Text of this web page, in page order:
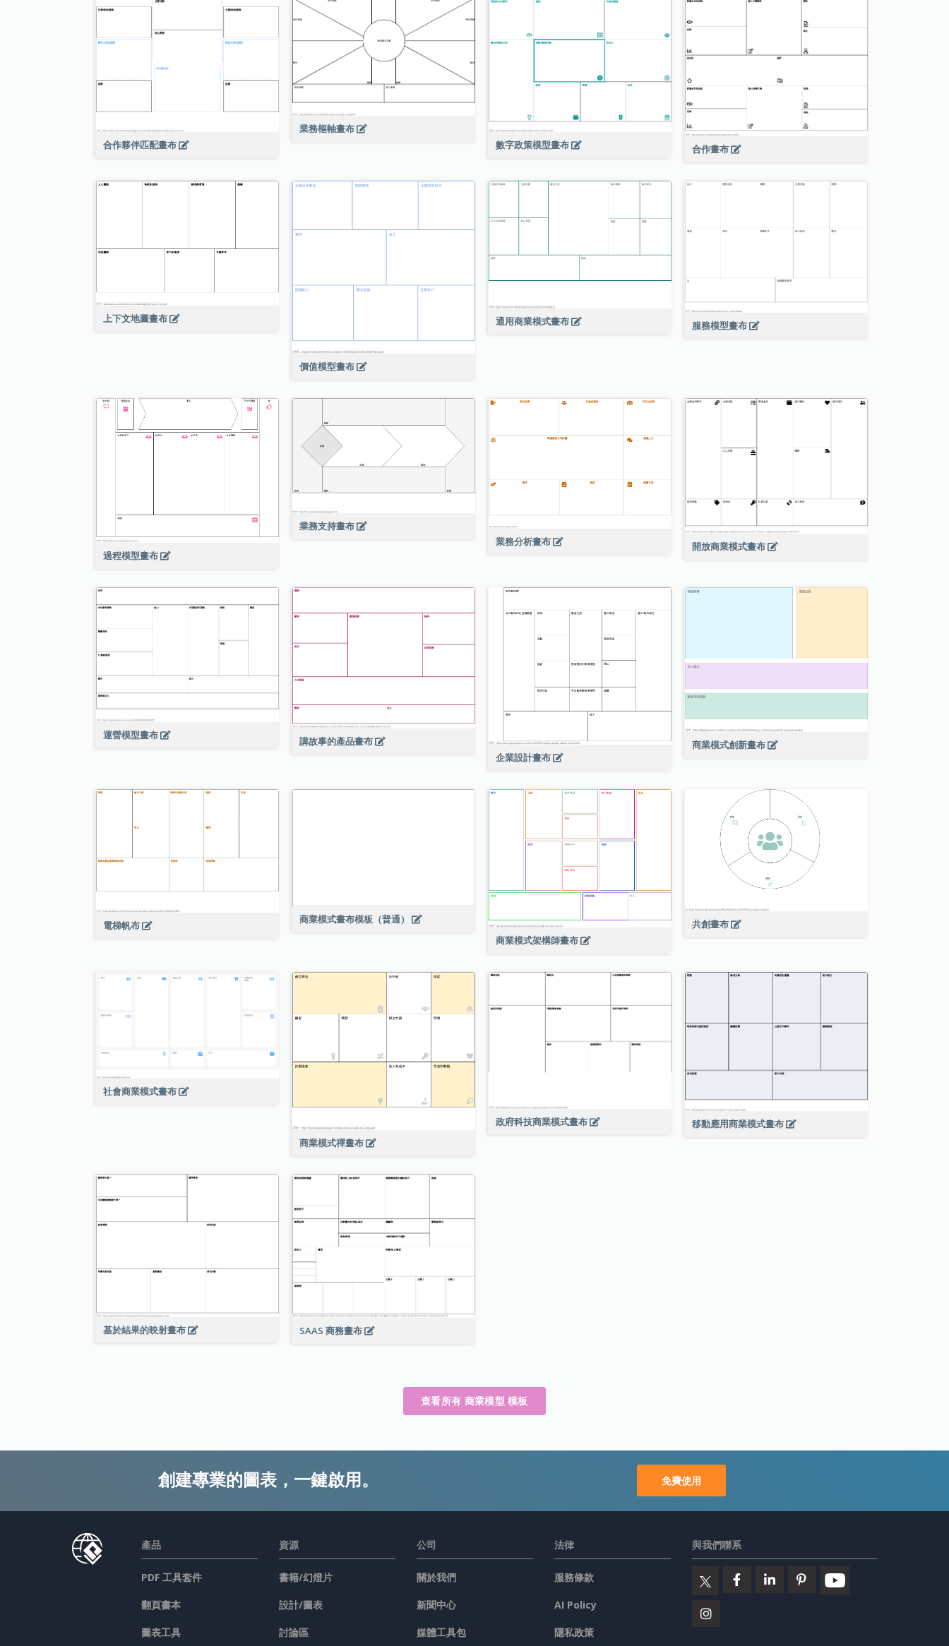
合作夥伴匹配畫布
業務樞軸畫布
數字政策模型畫布
合作畫布
上下文地圖畫布
價值模型畫布
通用商業模式畫布 服務模型畫布
過程模型畫布
業務支持畫布
業務分析畫布
開放商業模式畫布
運營模型畫布
講故事的產品畫布
企業設計畫布
商業模式創新畫布
電梯帆布
商業模式畫布模板（普通）
商業模式架構師畫布
共創畫布
社會商業模式畫布
商業模式禪畫布
政府科技商業模式畫布 移動應用商業模式畫布
基於結果的映射畫布 SAAS 商務畫布
查看所有 商業模型 模板
創建專業的圖表，一鍵啟用。 免費使用
產品
PDF 工具套件
翻頁書本
圖表工具
資源
書籍/幻燈片
設計/圖表
討論區
公司
關於我們
新聞中心
媒體工具包
法律
服務條款
AI Policy
隱私政策
與我們聯系